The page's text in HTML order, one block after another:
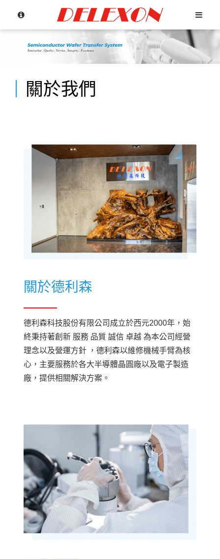
關於我們
歷史沿革
半
導
體
機
械
手
臂
（
維
修
/
交
換
)
BROOKS/PRI
SANKYO/RORZE
KAWASAKI/YASKAWA
LAM/NVLS
AMAT
ISEL/GENMARK
半
導
體
機
械
手
臂
控
制
器
（
維
修
/
交
換
)
半導體/零配件 雷射耗材
工業相機維修
半導體二手設備買賣/翻修
附載端口維修
關於我們
關於德利森
德利森科技股份有限公司成立於西元2000年，始
終秉持著創新 服務 品質 誠信 卓越 為本公司經營
理念以及營運方針 ，德利森以維修機械手臂為核
心，主要服務於各大半導體晶圓廠以及電子製造
廠，提供相關解決方案。